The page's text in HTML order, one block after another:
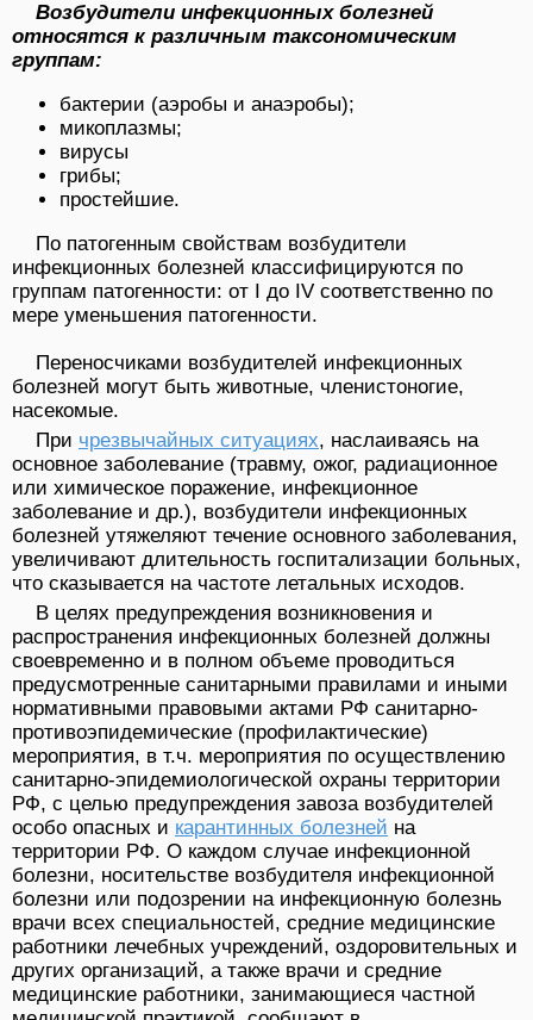
Возбудители инфекционных болезней
относятся к различным таксономическим
группам:
бактерии (аэробы и анаэробы);
микоплазмы;
вирусы
грибы;
простейшие.
По патогенным свойствам возбудители
инфекционных болезней классифицируются по
группам патогенности: от I до IV соответственно по
мере уменьшения патогенности.
Переносчиками возбудителей инфекционных
болезней могут быть животные, членистоногие,
насекомые.
При чрезвычайных ситуациях, наслаиваясь на
основное заболевание (травму, ожог, радиационное
или химическое поражение, инфекционное
заболевание и др.), возбудители инфекционных
болезней утяжеляют течение основного заболевания,
увеличивают длительность госпитализации больных,
что сказывается на частоте летальных исходов.
В целях предупреждения возникновения и
распространения инфекционных болезней должны
своевременно и в полном объеме проводиться
предусмотренные санитарными правилами и иными
нормативными правовыми актами РФ санитарно-
противоэпидемические (профилактические)
мероприятия, в т.ч. мероприятия по осуществлению
санитарно-эпидемиологической охраны территории
РФ, с целью предупреждения завоза возбудителей
особо опасных и карантинных болезней на
территории РФ. О каждом случае инфекционной
болезни, носительстве возбудителя инфекционной
болезни или подозрении на инфекционную болезнь
врачи всех специальностей, средние медицинские
работники лечебных учреждений, оздоровительных и
других организаций, а также врачи и средние
медицинские работники, занимающиеся частной